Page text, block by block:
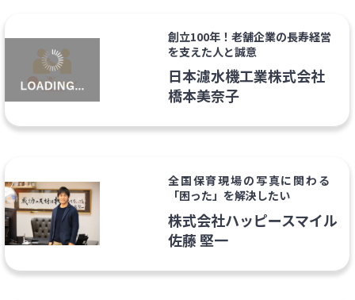
創立100年！老舗企業の長寿経営
を支えた人と誠意
日本濾水機工業株式会社
橋本美奈子
全国保育現場の写真に関わる
「困った」を解決したい
株式会社ハッピースマイル
佐藤 堅一